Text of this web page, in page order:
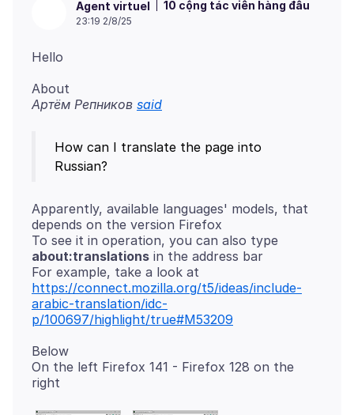
Agent virtuel 10 cộng tác viên hàng đầu
23:19 2/8/25
About
Артём Репников said
How can I translate the page into
Apparently, available languages' models, that
depends on the version Firefox
To see it in operation, you can also type
about:translations in the address bar
For example, take a look at
https://connect.mozilla.org/t5/ideas/include-
arabic-translation/idc-
p/100697/highlight/true#M53209
Below
On the left Firefox 141 - Firefox 128 on the